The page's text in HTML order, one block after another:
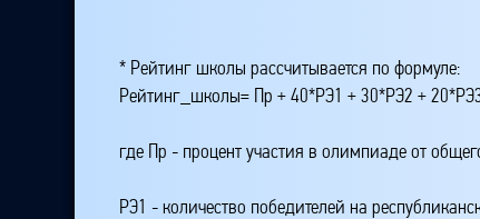
* Рейтинг школы рассчитывается по формуле:
Рейтинг_школы= Пр + 40*РЭ1 + 30*РЭ2 +
где Пр - процент участия в олимпиаде от
РЭ1 - количество победителей на